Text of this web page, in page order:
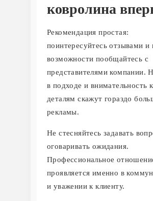
ковролина
Рекомендация простая:
поинтересуйтесь отзывами и
возможности пообщайтесь с
представителями компании.
в подходе и внимательность к
деталям скажут гораздо
рекламы.
Не стесняйтесь задавать
оговаривать ожидания.
Профессиональное
проявляется именно в
и уважении к клиенту.